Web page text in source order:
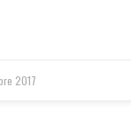
2017